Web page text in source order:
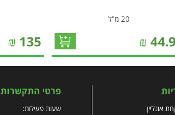
20 מ"ל
₪
135
₪
אונליין
פרטי התקשרות
שעות פעילות: